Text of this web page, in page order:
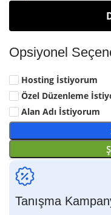
Opsiyonel
Hosting İstiyorum
Özel Düzenleme
Alan Adı İstiyorum
Tanışma